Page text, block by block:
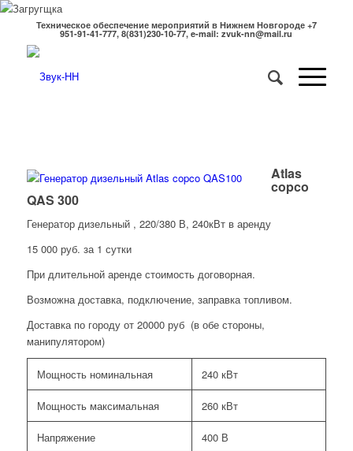
Техническое обеспечение мероприятий в Нижнем Новгороде +7
951-91-41-777, 8(831)230-10-77, e-mail: zvuk-nn@mail.ru
Atlas
copco
QAS 300
Генератор дизельный , 220/380 В, 240кВт в аренду
15 000 руб. за 1 сутки
При длительной аренде стоимость договорная.
Возможна доставка, подключение, заправка топливом.
Доставка по городу от 20000 руб (в обе стороны,
манипулятором)
Мощность номинальная 240 кВт
Мощность максимальная 260 кВт
Напряжение 400 В